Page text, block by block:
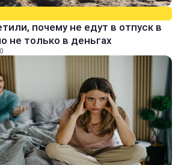
почему не едут в отпуск в
не только в деньгах